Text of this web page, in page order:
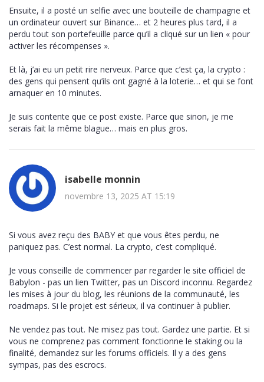
Ensuite, il a posté un selfie avec une bouteille de champagne et
un ordinateur ouvert sur Binance… et 2 heures plus tard, il a
perdu tout son portefeuille parce qu’il a cliqué sur un lien « pour
activer les récompenses ».
Et là, j’ai eu un petit rire nerveux. Parce que c’est ça, la crypto :
des gens qui pensent qu’ils ont gagné à la loterie… et qui se font
arnaquer en 10 minutes.
Je suis contente que ce post existe. Parce que sinon, je me
serais fait la même blague… mais en plus gros.
isabelle monnin
novembre 13, 2025 AT 15:19
Si vous avez reçu des BABY et que vous êtes perdu, ne
paniquez pas. C’est normal. La crypto, c’est compliqué.
Je vous conseille de commencer par regarder le site officiel de
Babylon - pas un lien Twitter, pas un Discord inconnu. Regardez
les mises à jour du blog, les réunions de la communauté, les
roadmaps. Si le projet est sérieux, il va continuer à publier.
Ne vendez pas tout. Ne misez pas tout. Gardez une partie. Et si
vous ne comprenez pas comment fonctionne le staking ou la
finalité, demandez sur les forums officiels. Il y a des gens
sympas, pas des escrocs.